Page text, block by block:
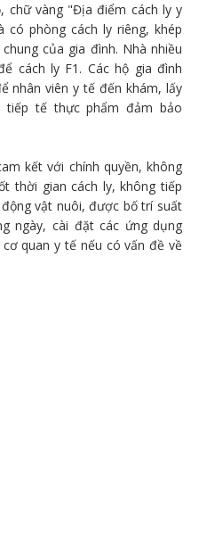
chữ vàng "Địa điểm cách ly y
có phòng cách ly riêng, khép
của gia đình. Nhà nhiều
cách ly F1. Các hộ gia đình
nhân viên y tế đến khám, lấy
tiếp tế thực phẩm đảm bảo
kết với chính quyền, không
thời gian cách ly, không tiếp
vật nuôi, được bố trí suất
ngày, cài đặt các ứng dụng
quan y tế nếu có vấn đề về